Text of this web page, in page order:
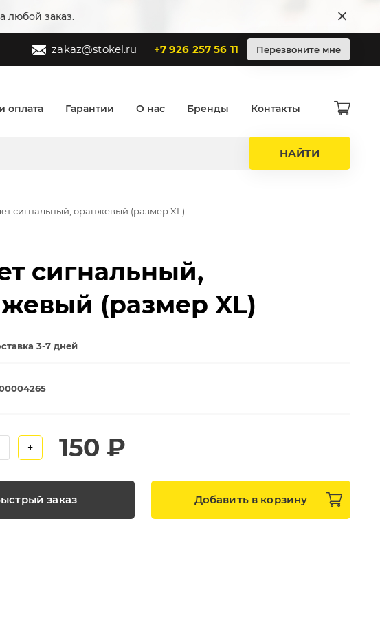
любой заказ.
zakaz@stokel.ru +7 926 257 56 11 Перезвоните мне
оплата Гарантии О нас Бренды Контакты
НАЙТИ
сигнальный, оранжевый (размер XL)
сигнальный,
(размер XL)
3-7 дней
+ 150 ₽
заказ Добавить в корзину